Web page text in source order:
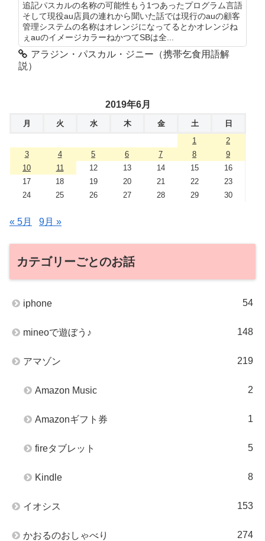
追記パスカルの名称の可能性もう1つあったプログラム言語
そして現役au店員の連れから聞いた話では現行のauの顧客
管理システムの名称はオレンジになってるとかオレンジね
ぇauのイメージカラーねかつてSBは全...
アラジン・パスカル・ジニー（携帯乞食用語解
説）
2019年6月
月 火 水 木 金 土
日
1
2
3
4 5 6 7 8
9
10
11 12 13 14 15
16
17
18 19 20 21 22
23
24
25 26 27 28 29 30
« 5月 9月 »
カテゴリーごとのお話
iphone 54
mineoで遊ぼう♪ 148
アマゾン 219
Amazon Music 2
Amazonギフト券 1
fireタブレット 5
Kindle 8
イオシス 153
かおるのおしゃべり 274